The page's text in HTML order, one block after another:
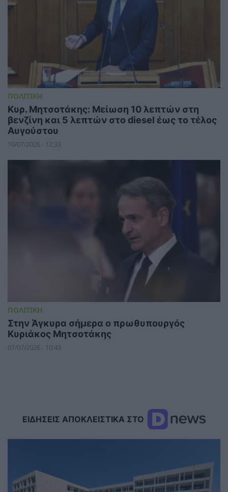
ΠΟΛΙΤΙΚΗ
Κυρ. Μητσοτάκης: Μείωση 10 λεπτών στη
βενζίνη και 5 λεπτών στο diesel έως το τέλος
Αυγούστου
10/07/2026 - 12:33
ΠΟΛΙΤΙΚΗ
Στην Άγκυρα σήμερα ο πρωθυπουργός
Κυριάκος Μητσοτάκης
07/07/2026 - 10:43
ΕΙΔΗΣΕΙΣ ΑΠΟΚΛΕΙΣΤΙΚΑ ΣΤΟ